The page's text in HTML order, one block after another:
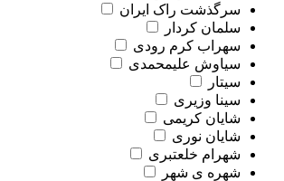
سرگذشت راک ایران
سلمان کردار
سهراب کرم رودی
سیاوش علیمحمدی
سیتار
سینا وزیری
شایان کریمی
شایان نوری
شهرام خلعتبری
شهره ی شهر